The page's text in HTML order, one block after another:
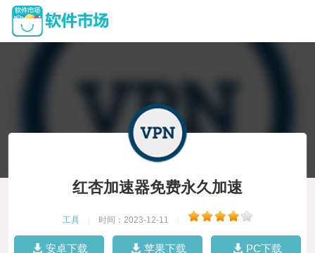
红杏加速器免费永久加速
工具 时间：2023-12-11
安卓下载 苹果下载 PC下载